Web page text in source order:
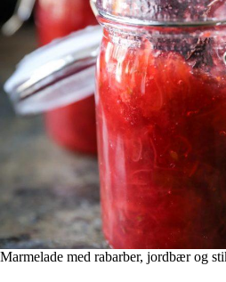
Marmelade med rabarber, jordbær og